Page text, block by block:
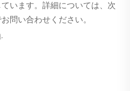
います。詳細については、次
問い合わせください。
.